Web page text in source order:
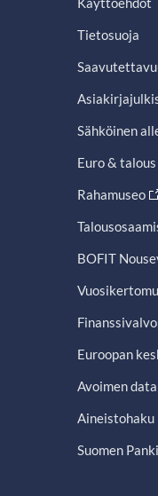
Tietosuoja
Sähköinen
Euro & talous
Rahamuseo
BOFIT
Euroopan
Avoimen
Aineistohaku
Suomen